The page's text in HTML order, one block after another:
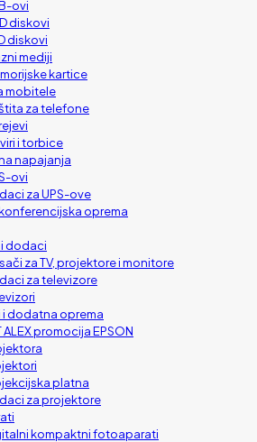
ovi
diskovi
diskovi
mediji
kartice
mobitele
za telefone
i torbice
napajanja
ovi
za UPS-ove
oprema
i dodaci
za TV, projektore i monitore
za televizore
i dodatna oprema
ALEX promocija EPSON
platna
za projektore
kompaktni fotoaparati